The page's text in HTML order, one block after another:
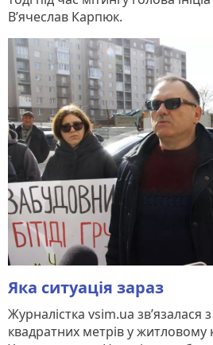
В’ячеслав Карпюк.
Яка ситуація зараз
Журналістка vsim.ua зв’язалася
квадратних метрів у житловому